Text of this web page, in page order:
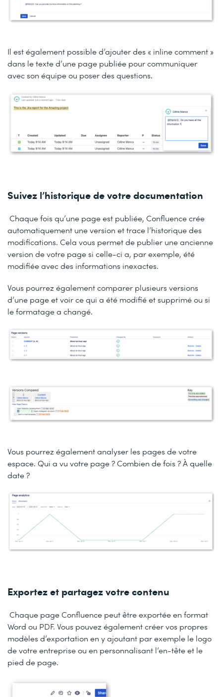
Il est également possible d’ajouter des « inline comment »
dans le texte d’une page publiée pour communiquer
avec son équipe ou poser des questions.
Suivez l’historique de votre documentation
Chaque fois qu’une page est publiée, Confluence crée
automatiquement une version et trace l’historique des
modifications. Cela vous permet de publier une ancienne
version de votre page si celle-ci a, par exemple, été
modifiée avec des informations inexactes.
Vous pourrez également comparer plusieurs versions
d’une page et voir ce qui a été modifié et supprimé ou si
le formatage a changé.
Vous pourrez également analyser les pages de votre
espace. Qui a vu votre page ? Combien de fois ? À quelle
date ?
Exportez et partagez votre contenu
Chaque page Confluence peut être exportée en format
Word ou PDF. Vous pouvez également créer vos propres
modèles d’exportation en y ajoutant par exemple le logo
de votre entreprise ou en personnalisant l’en-tête et le
pied de page.